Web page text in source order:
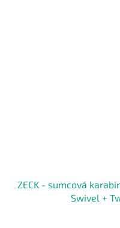
ZECK - sumcová
Swivel +